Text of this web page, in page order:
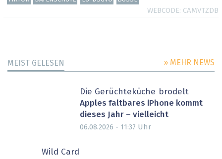
WEBCODE CAMVTZDB
MEIST GELESEN » MEHR NEWS
Die Gerüchteküche brodelt
Apples faltbares iPhone kommt
dieses Jahr – vielleicht
06.08.2026 - 11:37 Uhr
Wild Card